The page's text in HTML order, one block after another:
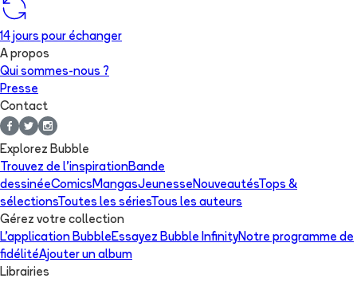
14 jours pour échanger
A propos
Qui sommes-nous ?
Presse
Contact
Explorez Bubble
Trouvez de l'inspirationBande
dessinéeComicsMangasJeunesseNouveautésTops &
sélectionsToutes les sériesTous les auteurs
Gérez votre collection
L'application BubbleEssayez Bubble InfinityNotre programme de
fidélitéAjouter un album
Librairies